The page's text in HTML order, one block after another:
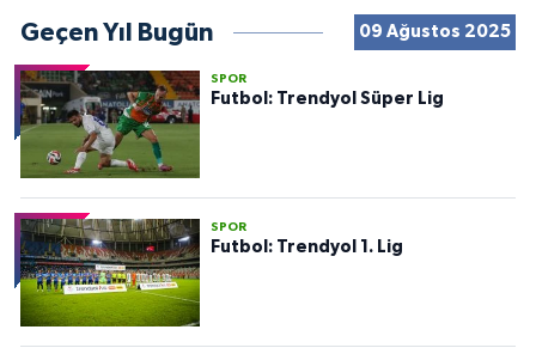
Geçen Yıl Bugün 09 Ağustos 2025
SPOR
Futbol: Trendyol Süper Lig
SPOR
Futbol: Trendyol 1. Lig